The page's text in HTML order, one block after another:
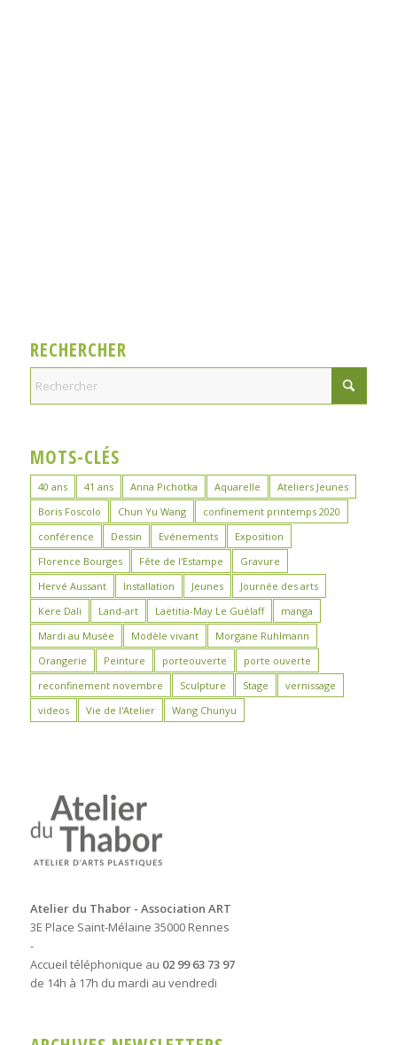
RECHERCHER
MOTS-CLÉS
40 ans 41 ans Anna Pichotka Aquarelle
Ateliers Jeunes
Boris Foscolo
Chun Yu Wang
confinement printemps 2020
conférence
Dessin Evénements
Exposition
Florence Bourges
Fête de l'Estampe
Gravure
Hervé Aussant
Installation Jeunes
Journée des arts
Kere Dali
Land-art Laëtitia-May Le Guélaff
manga
Mardi au Musée
Modèle vivant
Morgane Ruhlmann
Orangerie
Peinture porteouverte
porte ouverte
reconfinement novembre
Sculpture Stage
vernissage
videos
Vie de l'Atelier Wang Chunyu
Atelier du Thabor - Association ART
3E Place Saint-Mélaine 35000 Rennes
-
Accueil téléphonique au 02 99 63 73 97
de 14h à 17h du mardi au vendredi